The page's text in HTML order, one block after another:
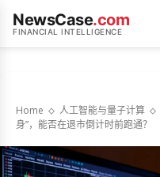
NewsCase.com
FINANCIAL INTELLIGENCE
Home 人工智能与量子计算
身”，能否在退市倒计时前跑通？